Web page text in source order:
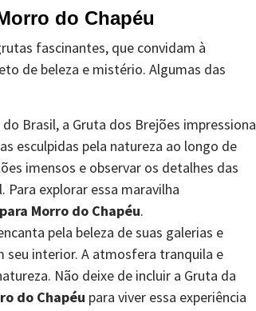
do Chapéu
fascinantes, que convidam à
de beleza e mistério. Algumas das
Brasil, a Gruta dos Brejões impressiona
esculpidas pela natureza ao longo de
imensos e observar os detalhes das
explorar essa maravilha
Morro do Chapéu.
pela beleza de suas galerias e
seu interior. A atmosfera tranquila e
Não deixe de incluir a Gruta da
do Chapéu para viver essa experiência